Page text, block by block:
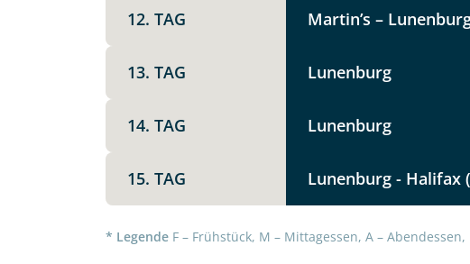
12. TAG Martin’s –
13. TAG Lunenburg
14. TAG Lunenburg
15. TAG Lunenburg - Halifax
* Legende F – Frühstück, M – Mittagessen, A –